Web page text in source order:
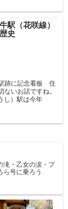
駅（花咲線）
史
跡に記念看板 住
いお話ですね。
し）駅は今年
滝・乙女の涙・プ
ら号に乗ろう